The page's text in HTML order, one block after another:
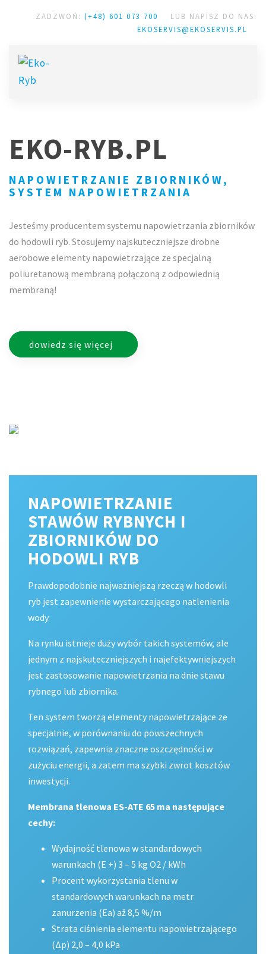
ZADZWOŃ: (+48) 601 073 700
LUB NAPISZ DO NAS:
EKOSERVIS@EKOSERVIS.PL
EKO-RYB.PL
NAPOWIETRZANIE ZBIORNIKÓW,
SYSTEM NAPOWIETRZANIA
Jesteśmy producentem systemu napowietrzania zbiorników
do hodowli ryb. Stosujemy najskuteczniejsze drobne
aerobowe elementy napowietrzające ze specjalną
poliuretanową membraną połączoną z odpowiednią
membraną!
dowiedz się więcej
NAPOWIETRZANIE
STAWÓW RYBNYCH I
ZBIORNIKÓW DO
HODOWLI RYB
Prawdopodobnie najważniejszą rzeczą w hodowli
ryb jest zapewnienie wystarczającego natlenienia
wody.
Na rynku istnieje duży wybór takich systemów, ale
jednym z najskuteczniejszych i najefektywniejszych
jest zastosowanie napowietrzania na dnie stawu
rybnego lub zbiornika.
Ten system tworzą elementy napowietrzające ze
specjalnie, w porównaniu do powszechnych
rozwiązań, zapewnia znaczne oszczędności w
zużyciu energii, a zatem ma szybki zwrot kosztów
inwestycji.
Membrana tlenowa ES-ATE 65 ma następujące
cechy:
Wydajność tlenowa w standardowych
warunkach (E +) 3 – 5 kg O2 / kWh
Procent wykorzystania tlenu w
standardowych warunkach na metr
zanurzenia (Ea) až 8,5 %/m
Strata ciśnienia elementu napowietrzającego
(Δp) 2,0 – 4,0 kPa